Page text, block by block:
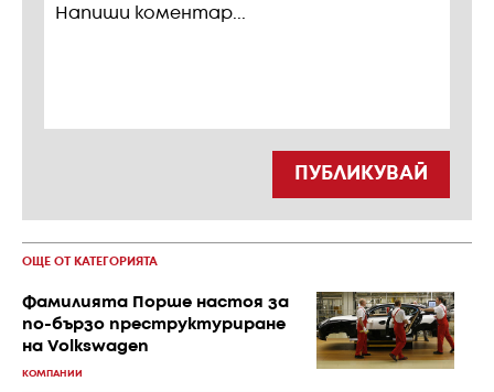
ПУБЛИКУВАЙ
ОЩЕ ОТ КАТЕГОРИЯТА
Фамилията Порше настоя за
по-бързо преструктуриране
на Volkswagen
КОМПАНИИ